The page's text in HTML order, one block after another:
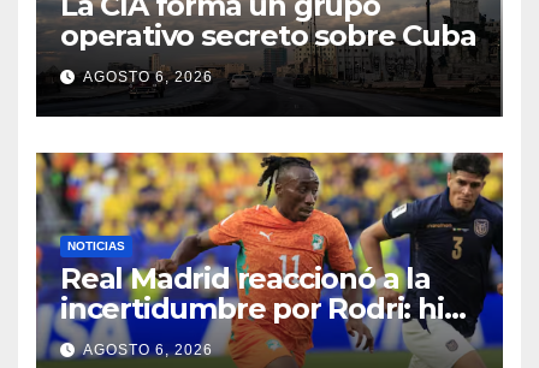
operativo secreto sobre Cuba
AGOSTO 6, 2026
NOTICIAS
Real Madrid reaccionó a la
incertidumbre por Rodri: hizo
oficial el fichaje de Diomandé
AGOSTO 6, 2026